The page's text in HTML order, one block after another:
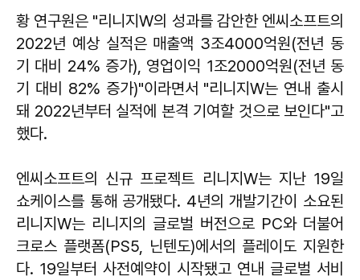
황 연구원은 "리니지W의 성과를 감안한 엔씨소프트의
2022년 예상 실적은 매출액 3조4000억원(전년 동
기 대비 24% 증가), 영업이익 1조2000억원(전년 동
기 대비 82% 증가)"이라면서 "리니지W는 연내 출시
돼 2022년부터 실적에 본격 기여할 것으로 보인다"고
했다.
엔씨소프트의 신규 프로젝트 리니지W는 지난 19일
쇼케이스를 통해 공개됐다. 4년의 개발기간이 소요된
리니지W는 리니지의 글로벌 버전으로 PC와 더불어
크로스 플랫폼(PS5, 닌텐도)에서의 플레이도 지원한
다. 19일부터 사전예약이 시작됐고 연내 글로벌 서비